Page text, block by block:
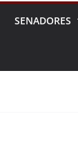
SENADORES